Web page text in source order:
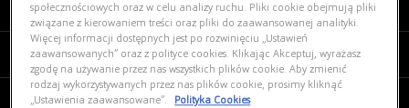
O NAS
MOJE VISION EXPRESS
PRODUKTY I USŁUGI
społecznościowych oraz w celu analizy ruchu. Pliki cookie obejmują pliki
związane z kierowaniem treści oraz pliki do zaawansowanej analityki.
Więcej informacji dostępnych jest po rozwinięciu „Ustawień
zaawansowanych” oraz z polityce cookies. Klikając Akceptuj, wyrażasz
zgodę na używanie przez nas wszystkich plików cookie. Aby zmienić
rodzaj wykorzystywanych przez nas plików cookie, prosimy kliknąć
„Ustawienia zaawansowane”.
Polityka Cookies